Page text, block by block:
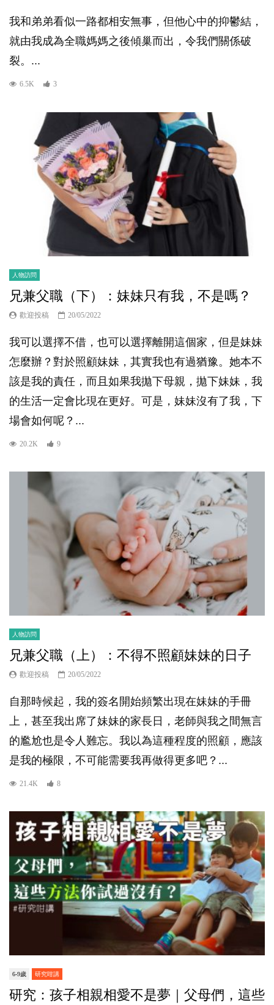
我和弟弟看似一路都相安無事，但他心中的抑鬱結，
就由我成為全職媽媽之後傾巢而出，令我們關係破
裂。...
6.5K 3
人物訪問
兄兼父職（下）：妹妹只有我，不是嗎？
歡迎投稿 20/05/2022
我可以選擇不借，也可以選擇離開這個家，但是妹妹
怎麼辦？對於照顧妹妹，其實我也有過猶豫。她本不
該是我的責任，而且如果我拋下母親，拋下妹妹，我
的生活一定會比現在更好。可是，妹妹沒有了我，下
場會如何呢？...
20.2K 9
人物訪問
兄兼父職（上）：不得不照顧妹妹的日子
歡迎投稿 20/05/2022
自那時候起，我的簽名開始頻繁出現在妹妹的手冊
上，甚至我出席了妹妹的家長日，老師與我之間無言
的尷尬也是令人難忘。我以為這種程度的照顧，應該
是我的極限，不可能需要我再做得更多吧？...
21.4K 8
6-9歲 研究咁講
研究：孩子相親相愛不是夢｜父母們，這些